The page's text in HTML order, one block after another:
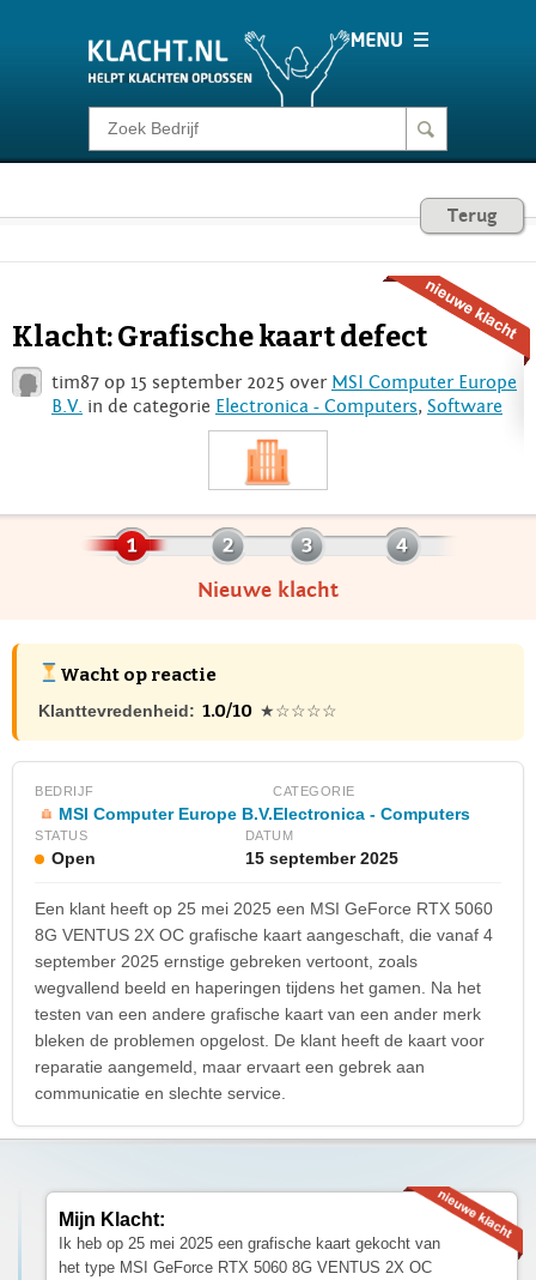
Klacht melden
Consumentenrecht Terug
Klacht: Grafische kaart defect
tim87 op 15 september 2025 over MSI Computer Europe
B.V. in de categorie Electronica - Computers, Software
Nieuwe klacht
Wacht op reactie
Klanttevredenheid: 1.0/10 ★☆☆☆☆
BEDRIJF
MSI Computer Europe B.V.
CATEGORIE
Electronica - Computers
STATUS
Open
DATUM
15 september 2025
Een klant heeft op 25 mei 2025 een MSI GeForce RTX 5060
8G VENTUS 2X OC grafische kaart aangeschaft, die vanaf 4
september 2025 ernstige gebreken vertoont, zoals
wegvallend beeld en haperingen tijdens het gamen. Na het
testen van een andere grafische kaart van een ander merk
bleken de problemen opgelost. De klant heeft de kaart voor
reparatie aangemeld, maar ervaart een gebrek aan
communicatie en slechte service.
Mijn Klacht:
Ik heb op 25 mei 2025 een grafische kaart gekocht van
het type MSI GeForce RTX 5060 8G VENTUS 2X OC